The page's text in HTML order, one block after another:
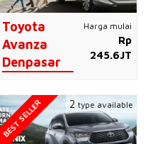
Toyota
Avanza
Denpasar
Harga mulai
Rp
245.6JT
BEST SELLER 2 type available